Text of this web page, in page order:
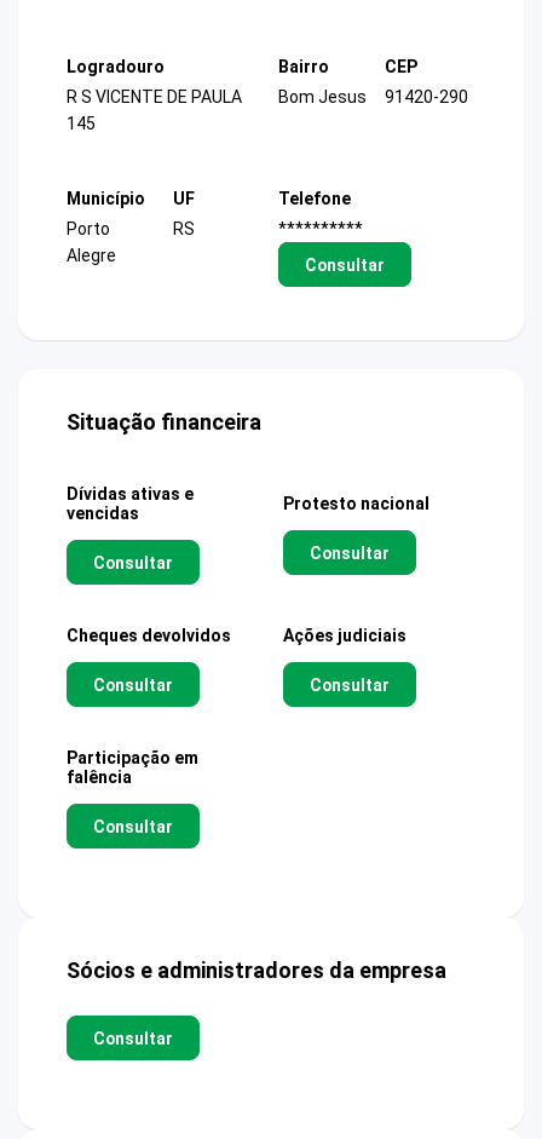
Logradouro
R S VICENTE DE PAULA
145
Bairro
Bom Jesus
CEP
91420-290
Município
Porto
Alegre
UF
RS
Telefone
**********
Consultar
Situação financeira
Dívidas ativas e
vencidas
Consultar
Protesto nacional
Consultar
Cheques devolvidos
Consultar
Ações judiciais
Consultar
Participação em
falência
Consultar
Sócios e administradores da empresa
Consultar